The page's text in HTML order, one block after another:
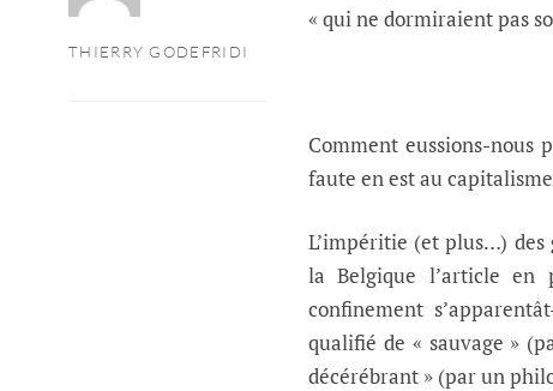
THIERRY GODEFRIDI
« qui ne dormiraient pas
Comment eussions-
faute en est au
L’impéritie (et plus…) des
la Belgique l’article
confinement
qualifié de « sauvage »
décérébrant » (par un